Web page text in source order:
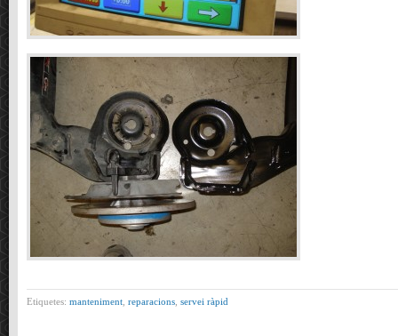
Etiquetes: manteniment reparacions servei ràpid